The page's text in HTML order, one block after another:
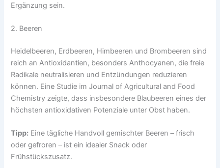
Ergänzung sein.
2. Beeren
Heidelbeeren, Erdbeeren, Himbeeren und Brombeeren sind
reich an Antioxidantien, besonders Anthocyanen, die freie
Radikale neutralisieren und Entzündungen reduzieren
können. Eine Studie im Journal of Agricultural and Food
Chemistry zeigte, dass insbesondere Blaubeeren eines der
höchsten antioxidativen Potenziale unter Obst haben.
Tipp: Eine tägliche Handvoll gemischter Beeren – frisch
oder gefroren – ist ein idealer Snack oder
Frühstückszusatz.